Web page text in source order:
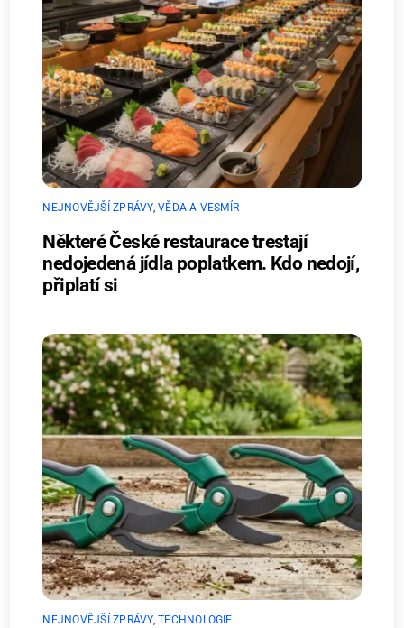
NEJNOVĚJŠÍ ZPRÁVY,VĚDA A VESMÍR
Některé České restaurace trestají
nedojedená jídla poplatkem. Kdo nedojí,
připlatí si
NEJNOVĚJŠÍ ZPRÁVY,TECHNOLOGIE